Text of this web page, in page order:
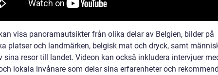
visa panoramautsikter från olika delar av Belgien, bilder på
platser och landmärken, belgisk mat och dryck, samt
sina resor till landet. Videon kan också inkludera intervjuer
lokala invånare som delar sina erfarenheter och